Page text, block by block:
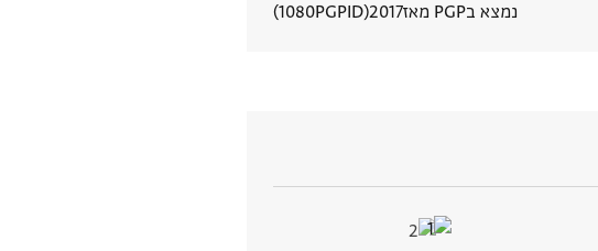
נמצא בPGP מאז 2017
PGPID
1080